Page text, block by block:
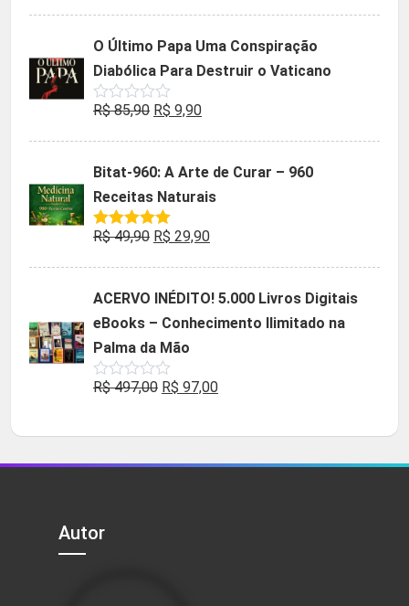
de
era:
R$ 47,32.
é:
R$ 9,90.
O Último Papa Uma Conspiração
Diabólica Para Destruir o Vaticano
Avaliação
de
R$85,90 O
era:
R$ 85,90.
R$ 9,90O
é:
R$ 9,90.
Bitat-960: A Arte de Curar – 960
Receitas Naturais
Avaliação
R$49,90 O
era:
R$ 49,90.
R$ 29,90O
é:
R$ 29,90.
ACERVO INÉDITO! 5.000 Livros Digitais
eBooks – Conhecimento Ilimitado na
Palma da Mão
Avaliação
5
R$497,00 O
original
era:
R$ 97,00O
atual
é:
Autor